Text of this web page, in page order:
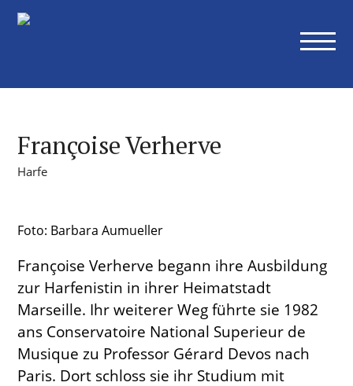
Abonnements
Preise Abonnements
Orchester
Museumsorchester
Mitglieder
Orchesterakademie
Künstlerischer Leiter
Françoise Verherve
Harfe
Foto: Barbara Aumueller
Françoise Verherve begann ihre Ausbildung
zur Harfenistin in ihrer Heimatstadt
Marseille. Ihr weiterer Weg führte sie 1982
ans Conservatoire National Superieur de
Musique zu Professor Gérard Devos nach
Paris. Dort schloss sie ihr Studium mit